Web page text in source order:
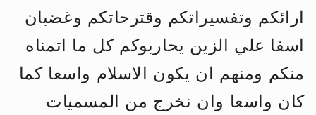
ارائكم وتفسيراتكم وقترحاتكم وغضبان
اسفا علي الزين يحاربوكم كل ما اتمناه
منكم ومنهم ان يكون الاسلام واسعا كما
كان واسعا وان نخرج من المسميات